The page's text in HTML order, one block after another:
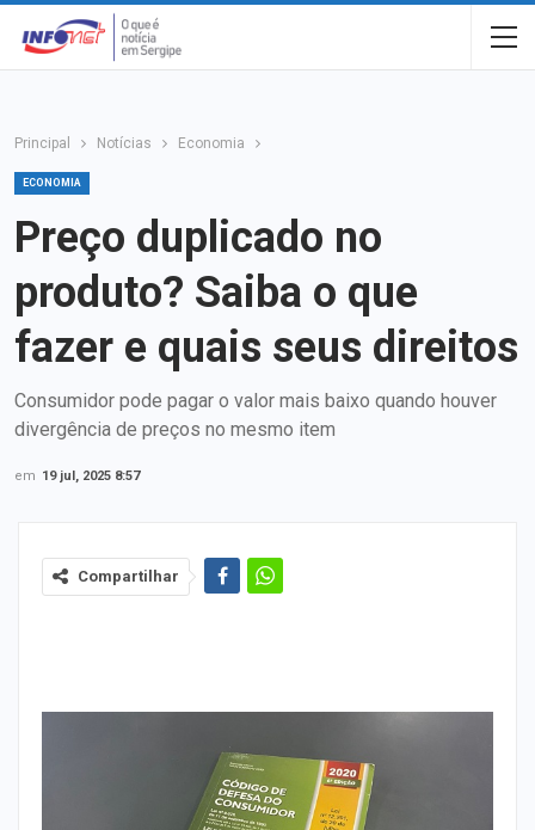
Principal Notícias Economia
ECONOMIA
Preço duplicado no
produto? Saiba o que
fazer e quais seus direitos
Consumidor pode pagar o valor mais baixo quando houver
divergência de preços no mesmo item
em 19 jul, 2025 8:57
Compartilhar